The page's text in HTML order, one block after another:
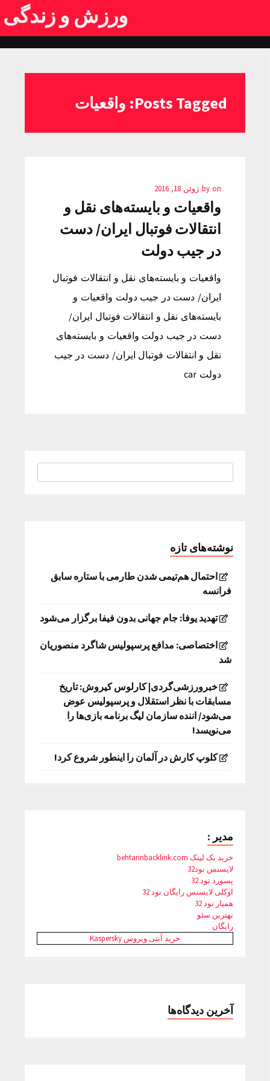
ورزش و زندگی
Posts Tagged: واقعیات
by on ژوئن 18, 2016
واقعیات و بایسته‌های نقل و
انتقالات فوتبال ایران/ دست
در جیب دولت
واقعیات و بایسته‌های نقل و انتقالات فوتبال
ایران/ دست در جیب دولت واقعیات و
بایسته‌های نقل و انتقالات فوتبال ایران/
دست در جیب دولت واقعیات و بایسته‌های
نقل و انتقالات فوتبال ایران/ دست در جیب
دولت car
نوشته‌های تازه
احتمال هم‌تیمی شدن طارمی با ستاره سابق
فرانسه
تهدید یوفا: جام جهانی بدون فیفا برگزار می‌شود
اختصاصی: مدافع پرسپولیس شاگرد منصوریان
شد
خبرورزشی‌گردی| کارلوس کیروش: تاریخ
مسابقات با نظر استقلال و پرسپولیس عوض
می‌شود/ اننده سازمان لیگ برنامه بازی‌ها را
می‌نویسد!
کلوپ کارش در آلمان را اینطور شروع کرد!
مدیر :
خرید بک لینک behtarinbacklink.com
لایسنس نود32
پسورد نود 32
اوکلی لایسنس رایگان نود 32
همیار نود 32
بهترین سئو
رایگان
خرید آنتی ویروس Kaspersky
آخرین دیدگاه‌ها